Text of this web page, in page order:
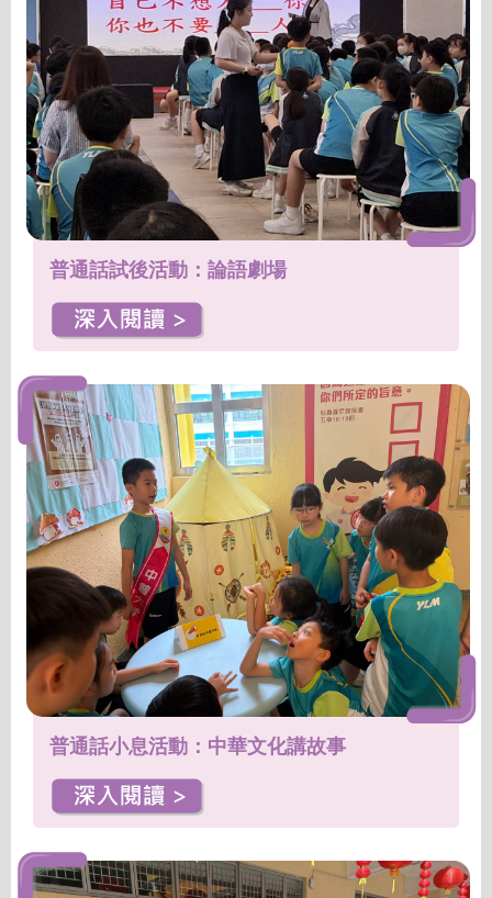
普通話試後活動：論語劇場
普通話小息活動：中華文化講故事